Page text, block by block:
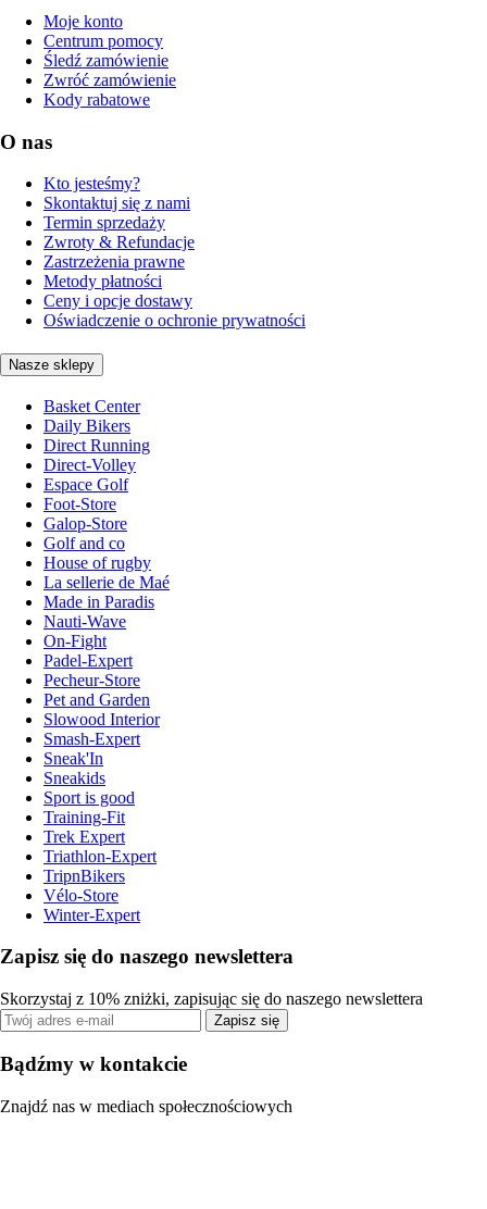
Moje konto
Centrum pomocy
Śledź zamówienie
Zwróć zamówienie
Kody rabatowe
O nas
Kto jesteśmy?
Skontaktuj się z nami
Termin sprzedaży
Zwroty & Refundacje
Zastrzeżenia prawne
Metody płatności
Ceny i opcje dostawy
Oświadczenie o ochronie prywatności
Nasze sklepy
Basket Center
Daily Bikers
Direct Running
Direct-Volley
Espace Golf
Foot-Store
Galop-Store
Golf and co
House of rugby
La sellerie de Maé
Made in Paradis
Nauti-Wave
On-Fight
Padel-Expert
Pecheur-Store
Pet and Garden
Slowood Interior
Smash-Expert
Sneak'In
Sneakids
Sport is good
Training-Fit
Trek Expert
Triathlon-Expert
TripnBikers
Vélo-Store
Winter-Expert
Zapisz się do naszego newslettera
Skorzystaj z 10% zniżki, zapisując się do naszego newslettera
Zapisz się
Bądźmy w kontakcie
Znajdź nas w mediach społecznościowych